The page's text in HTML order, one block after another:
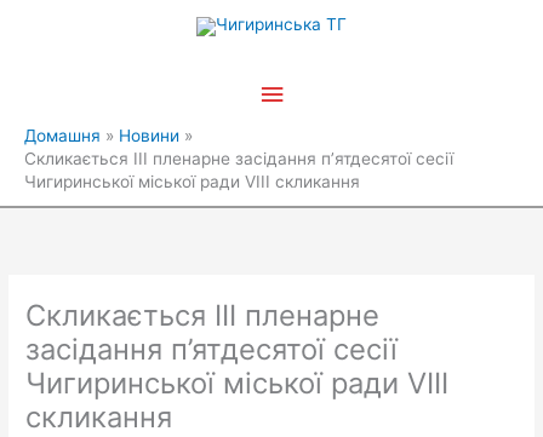
Головне
Домашня
Новини
Скликається ІІІ пленарне засідання п’ятдесятої сесії
Чигиринської міської ради VIІІ скликання
Скликається ІІІ пленарне
засідання п’ятдесятої сесії
Чигиринської міської ради VIІІ
скликання